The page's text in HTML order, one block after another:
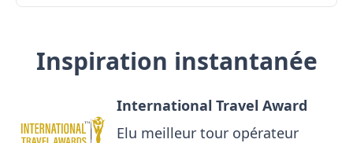
Inspiration instantanée
International Travel Award
Elu meilleur tour opérateur